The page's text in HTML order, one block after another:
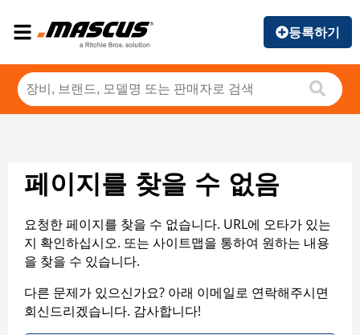
등록하기
페이지를 찾을 수 없음
요청한 페이지를 찾을 수 없습니다. URL에 오타가 있는
지 확인하십시오. 또는 사이트맵을 통하여 원하는 내용
을 찾을 수 있습니다.
다른 문제가 있으신가요? 아래 이메일로 연락해주시면
회신드리겠습니다. 감사합니다!